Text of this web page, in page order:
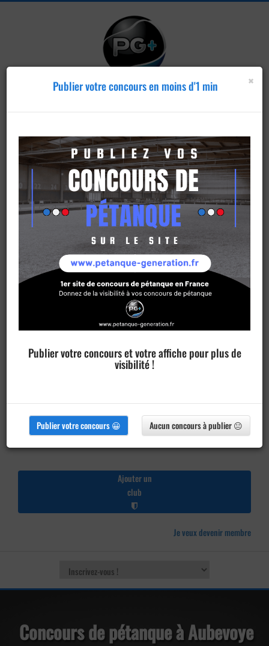
Publier un
concours
Ajouter un
club
Je veux devenir membre
Concours de pétanque à Aubevoye
×
Publier votre concours en moins d'1 min
Publier votre concours et votre affiche pour plus de
visibilité !
Publier votre concours 😀 Aucun concours à publier 😐